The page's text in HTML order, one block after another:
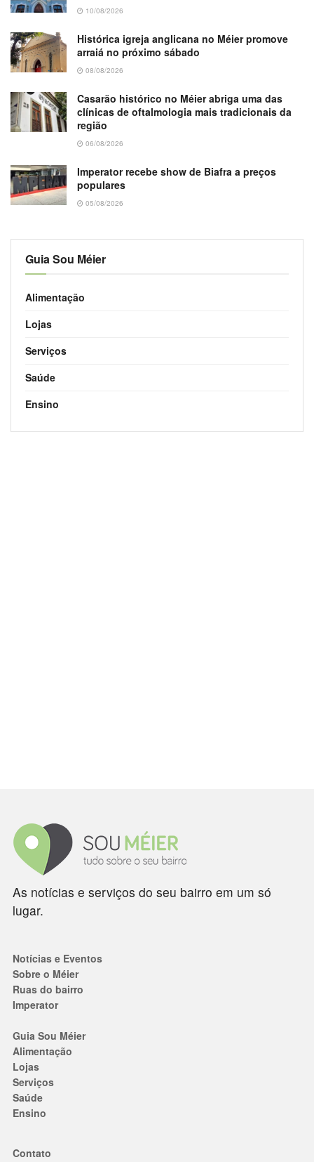
10/08/2026
Histórica igreja anglicana no Méier promove
arraiá no próximo sábado
08/08/2026
Casarão histórico no Méier abriga uma das
clínicas de oftalmologia mais tradicionais da
região
06/08/2026
Imperator recebe show de Biafra a preços
populares
05/08/2026
Guia Sou Méier
Alimentação
Lojas
Serviços
Saúde
Ensino
As notícias e serviços do seu bairro em um só
lugar.
Notícias e Eventos
Sobre o Méier
Ruas do bairro
Imperator
Guia Sou Méier
Alimentação
Lojas
Serviços
Saúde
Ensino
Contato